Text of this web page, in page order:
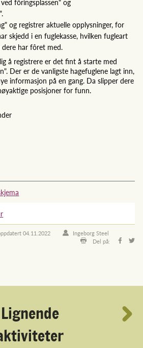
og registrer aktuelle opplysninger, for
skjedd i en fuglekasse, hvilken fugleart
har fôret med.
å registrere er det fint å starte med
Der er de vanligste hagefuglene lagt inn,
informasjon på en gang. Da slipper dere
posisjoner for funn.
04.11.2022
Ingeborg Steel
Del på:
Lignende